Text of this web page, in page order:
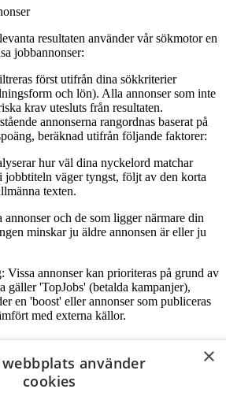
resultaten använder vår sökmotor en
jobbannonser:
först utifrån dina sökkriterier
och lön). Alla annonser som inte
krav utesluts från resultaten.
annonserna rangordnas baserat på
beräknad utifrån följande faktorer:
hur väl dina nyckelord matchar
jobbtiteln väger tyngst, följt av den korta
texten.
och de som ligger närmare din
minskar ju äldre annonsen är eller ju
annonser kan prioriteras på grund av
gäller 'TopJobs' (betalda kampanjer),
en 'boost' eller annonser som publiceras
med externa källor.
×
webbplats använder
cookies